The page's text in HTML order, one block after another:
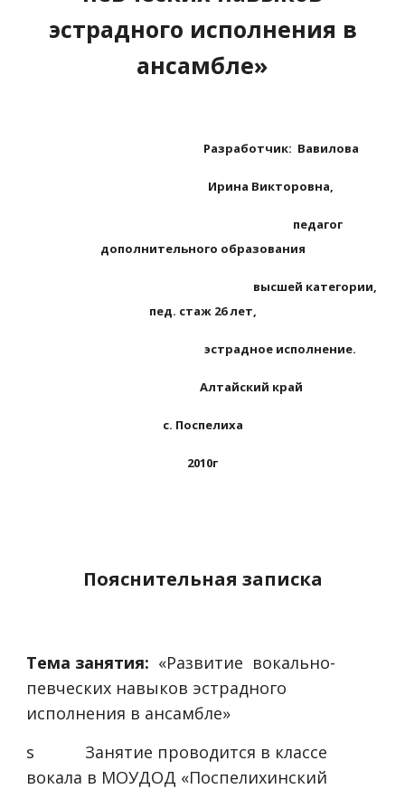
эстрадного исполнения в
ансамбле»
Разработчик: Вавилова
Ирина Викторовна,
педагог
дополнительного образования
высшей категории,
пед. стаж 26 лет,
эстрадное исполнение.
Алтайский край
с. Поспелиха
2010г
Пояснительная записка
Тема занятия: «Развитие вокально-
певческих навыков эстрадного
исполнения в ансамбле»
s
Занятие проводится в классе
вокала в МОУДОД «Поспелихинский